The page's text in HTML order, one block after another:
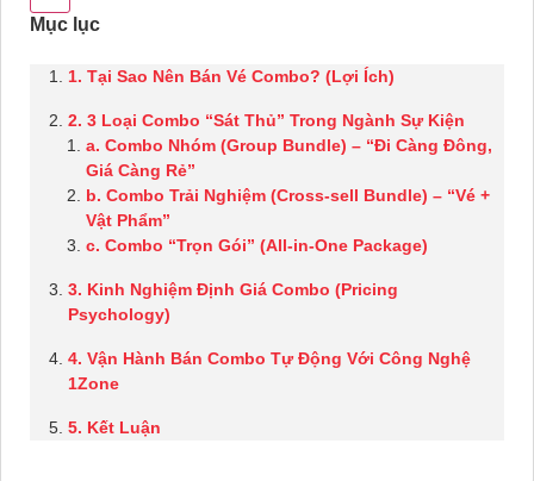
1. Tại Sao Nên Bán Vé Combo? (Lợi Ích)
2. 3 Loại Combo “Sát Thủ” Trong Ngành Sự Kiện
a. Combo Nhóm (Group Bundle) – “Đi Càng Đông,
Giá Càng Rẻ”
b. Combo Trải Nghiệm (Cross-sell Bundle) – “Vé +
Vật Phẩm”
c. Combo “Trọn Gói” (All-in-One Package)
3. Kinh Nghiệm Định Giá Combo (Pricing
Psychology)
4. Vận Hành Bán Combo Tự Động Với Công Nghệ
1Zone
5. Kết Luận